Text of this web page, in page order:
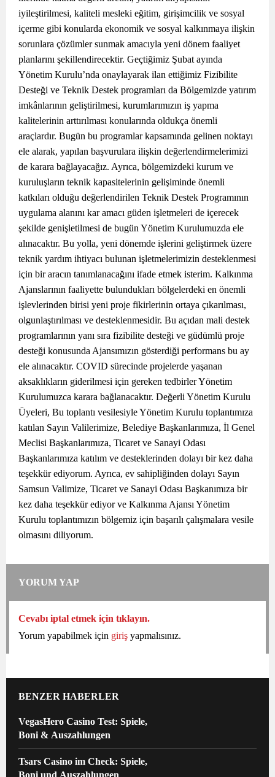
iyileştirilmesi, kaliteli mesleki eğitim, girişimcilik ve sosyal
içerme gibi konularda ekonomik ve sosyal kalkınmaya ilişkin
sorunlara çözümler sunmak amacıyla yeni dönem faaliyet
planlarını şekillendirecektir. Geçtiğimiz Şubat ayında
Yönetim Kurulu’nda onaylayarak ilan ettiğimiz Fizibilite
Desteği ve Teknik Destek programları da Bölgemizde yatırım
imkânlarının geliştirilmesi, kurumlarımızın iş yapma
kalitelerinin arttırılması konularında oldukça önemli
araçlardır. Bugün bu programlar kapsamında gelinen noktayı
ele alarak, yapılan başvurulara ilişkin değerlendirmelerimizi
de karara bağlayacağız. Ayrıca, bölgemizdeki kurum ve
kuruluşların teknik kapasitelerinin gelişiminde önemli
katkıları olduğu değerlendirilen Teknik Destek Programının
uygulama alanını kar amacı güden işletmeleri de içerecek
şekilde genişletilmesi de bugün Yönetim Kurulumuzda ele
alınacaktır. Bu yolla, yeni dönemde işlerini geliştirmek üzere
teknik yardım ihtiyacı bulunan işletmelerimizin desteklenmesi
için bir aracın tanımlanacağını ifade etmek isterim. Kalkınma
Ajanslarının faaliyette bulundukları bölgelerdeki en önemli
işlevlerinden birisi yeni proje fikirlerinin ortaya çıkarılması,
olgunlaştırılması ve desteklenmesidir. Bu açıdan mali destek
programlarının yanı sıra fizibilite desteği ve güdümlü proje
desteği konusunda Ajansımızın gösterdiği performans bu ay
ele alınacaktır. COVID sürecinde projelerde yaşanan
aksaklıkların giderilmesi için gereken tedbirler Yönetim
Kurulumuzca karara bağlanacaktır. Değerli Yönetim Kurulu
Üyeleri, Bu toplantı vesilesiyle Yönetim Kurulu toplantımıza
katılan Sayın Valilerimize, Belediye Başkanlarımıza, İl Genel
Meclisi Başkanlarımıza, Ticaret ve Sanayi Odası
Başkanlarımıza katılım ve desteklerinden dolayı bir kez daha
teşekkür ediyorum. Ayrıca, ev sahipliğinden dolayı Sayın
Samsun Valimize, Ticaret ve Sanayi Odası Başkanımıza bir
kez daha teşekkür ediyor ve Kalkınma Ajansı Yönetim
Kurulu toplantımızın bölgemiz için başarılı çalışmalara vesile
olmasını diliyorum.
YORUM YAP
Cevabı iptal etmek için tıklayın.
Yorum yapabilmek için giriş yapmalısınız.
BENZER HABERLER
VegasHero Casino Test: Spiele,
Boni & Auszahlungen
Tsars Casino im Check: Spiele,